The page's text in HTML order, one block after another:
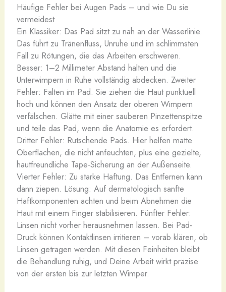
Häufige Fehler bei Augen Pads – und wie Du sie
vermeidest
Ein Klassiker: Das Pad sitzt zu nah an der Wasserlinie.
Das führt zu Tränenfluss, Unruhe und im schlimmsten
Fall zu Rötungen, die das Arbeiten erschweren.
Besser: 1–2 Millimeter Abstand halten und die
Unterwimpern in Ruhe vollständig abdecken. Zweiter
Fehler: Falten im Pad. Sie ziehen die Haut punktuell
hoch und können den Ansatz der oberen Wimpern
verfälschen. Glätte mit einer sauberen Pinzettenspitze
und teile das Pad, wenn die Anatomie es erfordert.
Dritter Fehler: Rutschende Pads. Hier helfen matte
Oberflächen, die nicht anfeuchten, plus eine gezielte,
hautfreundliche Tape-Sicherung an der Außenseite.
Vierter Fehler: Zu starke Haftung. Das Entfernen kann
dann ziepen. Lösung: Auf dermatologisch sanfte
Haftkomponenten achten und beim Abnehmen die
Haut mit einem Finger stabilisieren. Fünfter Fehler:
Linsen nicht vorher herausnehmen lassen. Bei Pad-
Druck können Kontaktlinsen irritieren – vorab klären, ob
Linsen getragen werden. Mit diesen Feinheiten bleibt
die Behandlung ruhig, und Deine Arbeit wirkt präzise
von der ersten bis zur letzten Wimper.